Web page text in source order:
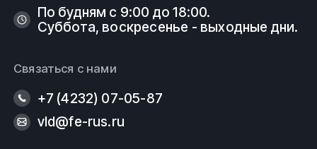
По будням с 9:00 до 18:00.
Суббота, воскресенье - выходные дни.
Связаться с нами
+7 (4232) 07-05-87
vld@fe-rus.ru